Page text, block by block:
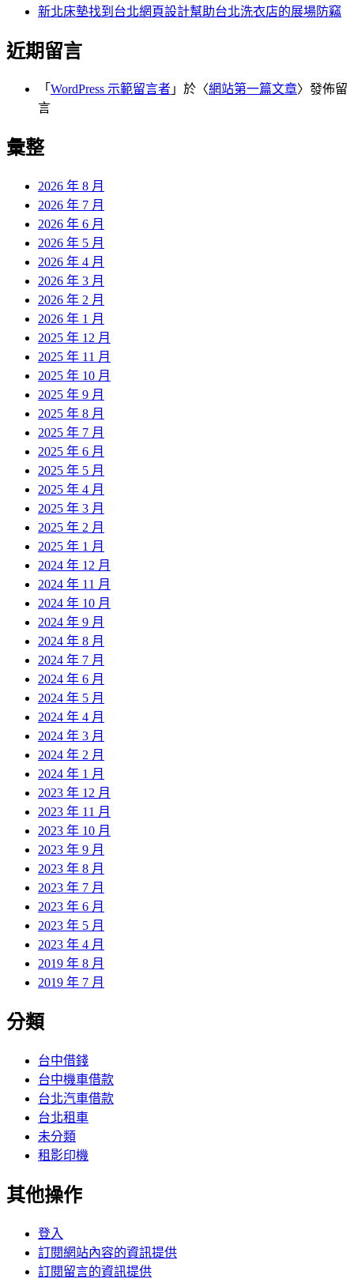
新北床墊找到台北網頁設計幫助台北洗衣店的展場防竊
近期留言
「 WordPress 示範留言者 」於〈網站第一篇文章〉發佈留
言
彙整
2026 年 8 月
2026 年 7 月
2026 年 6 月
2026 年 5 月
2026 年 4 月
2026 年 3 月
2026 年 2 月
2026 年 1 月
2025 年 12 月
2025 年 11 月
2025 年 10 月
2025 年 9 月
2025 年 8 月
2025 年 7 月
2025 年 6 月
2025 年 5 月
2025 年 4 月
2025 年 3 月
2025 年 2 月
2025 年 1 月
2024 年 12 月
2024 年 11 月
2024 年 10 月
2024 年 9 月
2024 年 8 月
2024 年 7 月
2024 年 6 月
2024 年 5 月
2024 年 4 月
2024 年 3 月
2024 年 2 月
2024 年 1 月
2023 年 12 月
2023 年 11 月
2023 年 10 月
2023 年 9 月
2023 年 8 月
2023 年 7 月
2023 年 6 月
2023 年 5 月
2023 年 4 月
2019 年 8 月
2019 年 7 月
分類
台中借錢
台中機車借款
台北汽車借款
台北租車
未分類
租影印機
其他操作
登入
訂閱網站內容的資訊提供
訂閱留言的資訊提供